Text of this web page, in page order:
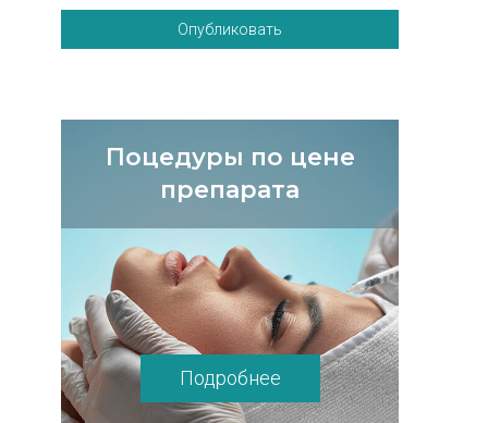
Опубликовать
Поцедуры по цене
препарата
Подробнее